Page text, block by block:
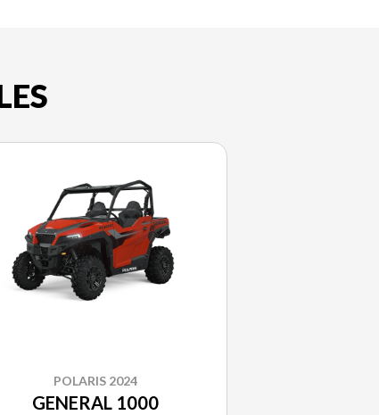
POLARIS 2024
GENERAL 1000